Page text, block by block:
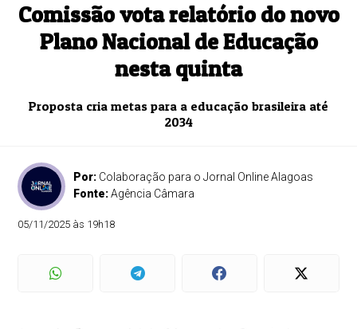
Comissão vota relatório do novo
Plano Nacional de Educação
nesta quinta
Proposta cria metas para a educação brasileira até
2034
Por: Colaboração para o Jornal Online Alagoas
Fonte:Agência Câmara
05/11/2025 às 19h18